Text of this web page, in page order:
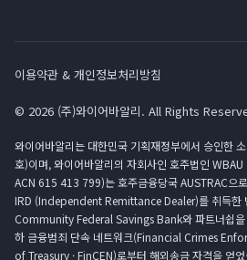
이용약관 & 개인정보처리방침
© 2026 (주)와이어바알리. All Rights
와이어바알리는 대한민국 기획재정부에서 승인한
호)이며, 와이어바알리의 자회사인 호주법인
ACN 615 413 799)는 호주금융당국 AUSTRAC으
IRD (Independent Remittance Dealer)를 취득한
Community Federal Savings Bank와 파트너쉽을
하 금융범죄 단속 네트워크(Financial Crimes
of Treasury · FinCEN)로부터 해외송금 자격을 얻